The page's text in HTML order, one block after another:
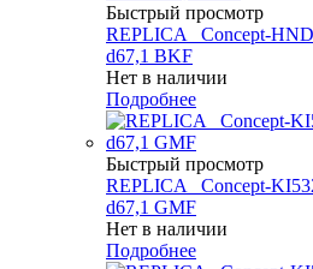
Быстрый просмотр
REPLICA _Concept-
d67,1 BKF
Нет в наличии
Подробнее
Быстрый просмотр
REPLICA _Concept-
d67,1 GMF
Нет в наличии
Подробнее